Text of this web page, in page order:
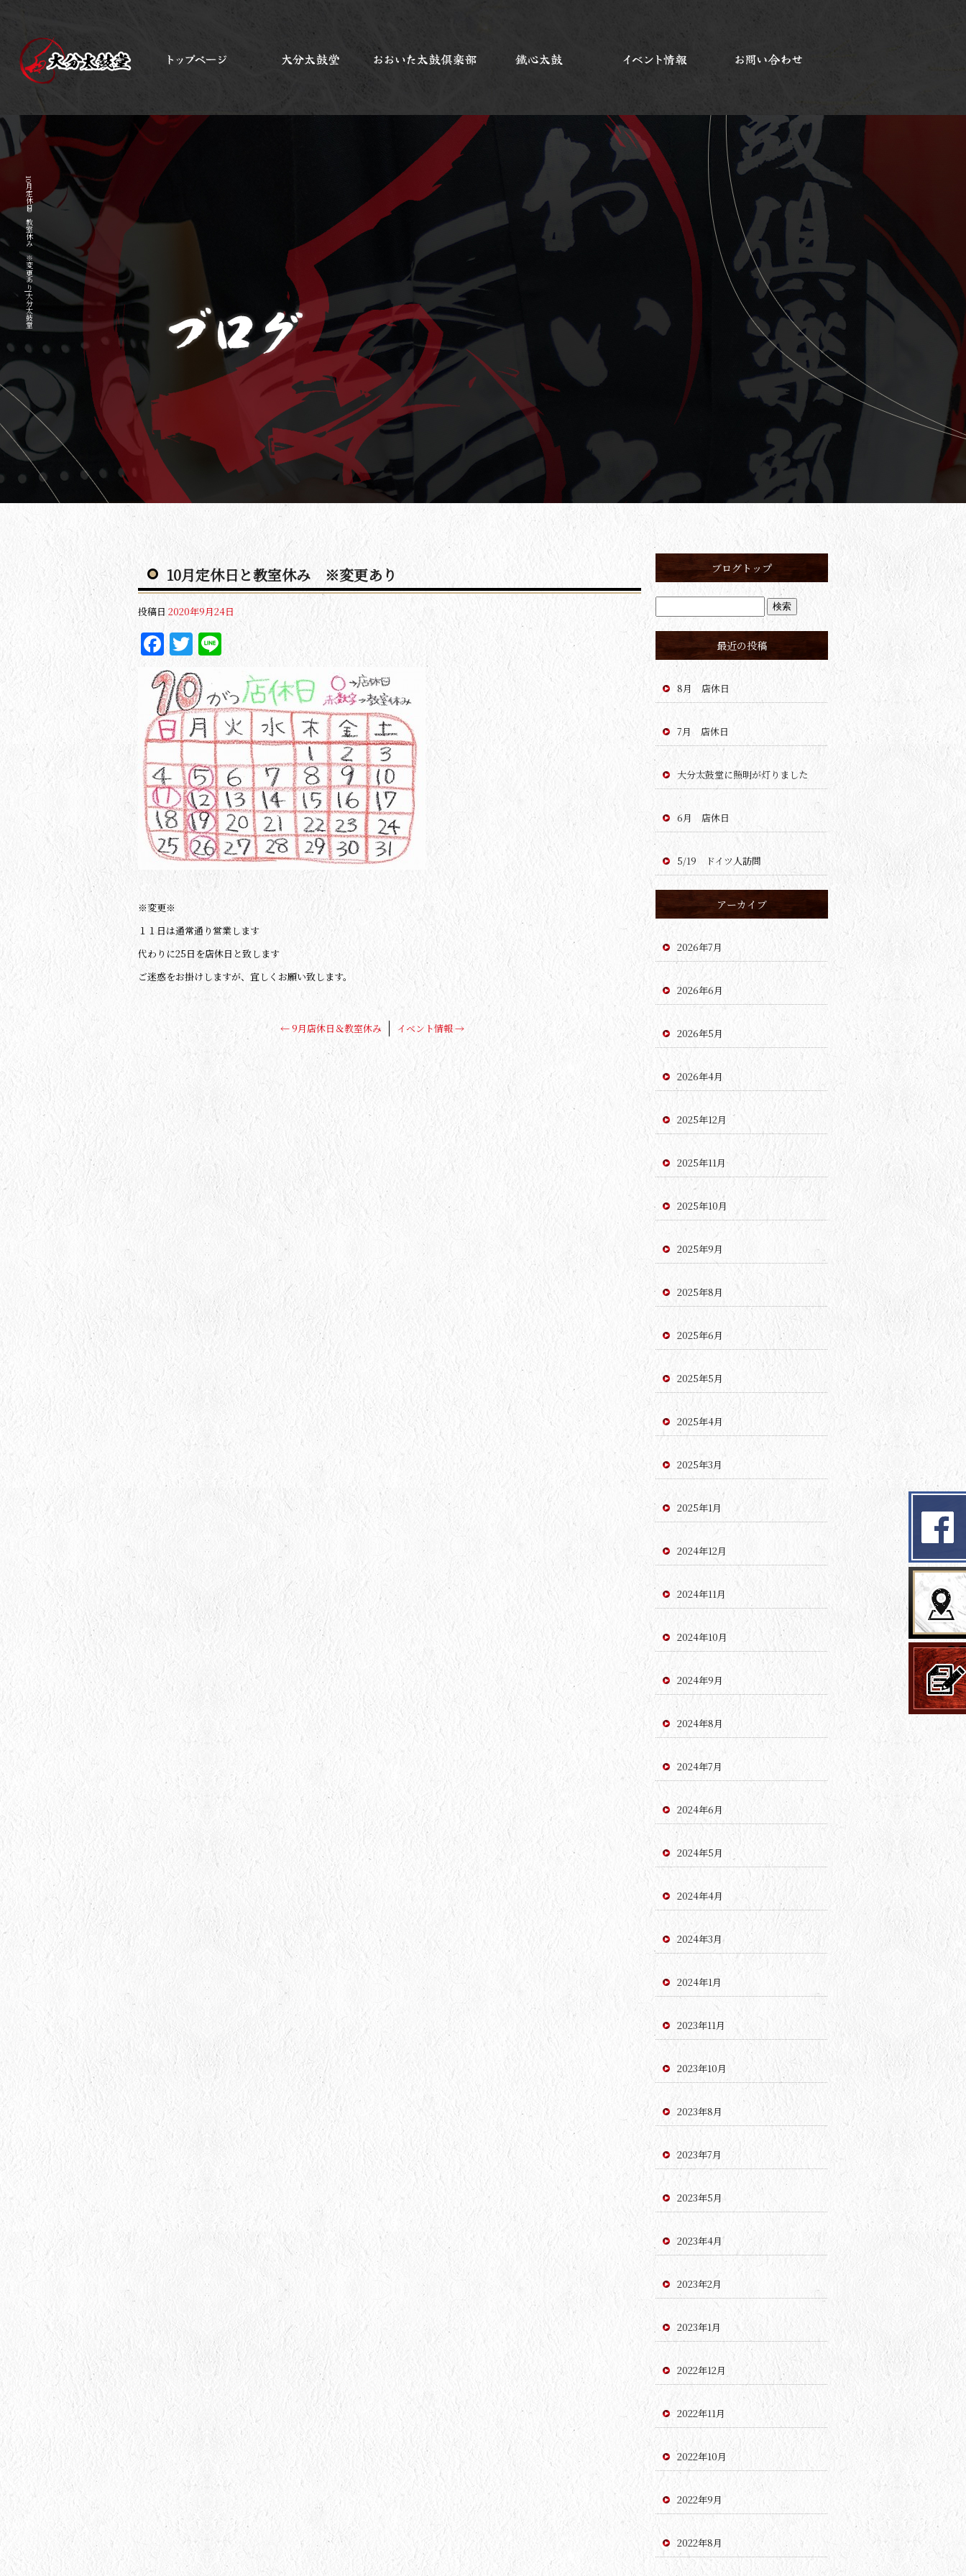
10月定休日と教室休み ※変更あり|大分太鼓堂
10月定休日と教室休み ※変更あり
投稿日 2020年9月24日
Facebook
Twitter
Line
※変更※
１１日は通常通り営業します
代わりに25日を店休日と致します
ご迷惑をお掛けしますが、宜しくお願い致します。
←9月店休日＆教室休み イベント情報→
ブログトップ
最近の投稿
8月 店休日
7月 店休日
大分太鼓堂に照明が灯りました
6月 店休日
5/19 ドイツ人訪問
アーカイブ
2026年7月
2026年6月
2026年5月
2026年4月
2025年12月
2025年11月
2025年10月
2025年9月
2025年8月
2025年6月
2025年5月
2025年4月
2025年3月
2025年1月
2024年12月
2024年11月
2024年10月
2024年9月
2024年8月
2024年7月
2024年6月
2024年5月
2024年4月
2024年3月
2024年1月
2023年11月
2023年10月
2023年8月
2023年7月
2023年5月
2023年4月
2023年2月
2023年1月
2022年12月
2022年11月
2022年10月
2022年9月
2022年8月